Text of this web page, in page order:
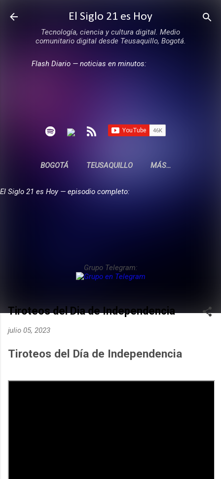
Ir al contenido principal
El Siglo 21 es Hoy
Tecnología, ciencia y cultura digital. Medio
comunitario digital desde Teusaquillo, Bogotá.
Flash Diario — noticias en minutos:
BOGOTÁ TEUSAQUILLO MÁS…
El Siglo 21 es Hoy — episodio completo:
Grupo Telegram:
Tiroteos del Dia de Independencia
julio 05, 2023
Tiroteos del Día de Independencia